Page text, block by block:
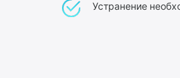
Устранение